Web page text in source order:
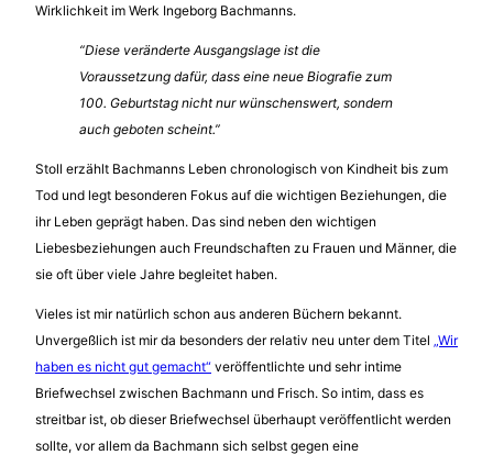
Wirklichkeit im Werk Ingeborg Bachmanns.
“Diese veränderte Ausgangslage ist die
Voraussetzung dafür, dass eine neue Biografie zum
100. Geburtstag nicht nur wünschenswert, sondern
auch geboten scheint.”
Stoll erzählt Bachmanns Leben chronologisch von Kindheit bis zum
Tod und legt besonderen Fokus auf die wichtigen Beziehungen, die
ihr Leben geprägt haben. Das sind neben den wichtigen
Liebesbeziehungen auch Freundschaften zu Frauen und Männer, die
sie oft über viele Jahre begleitet haben.
Vieles ist mir natürlich schon aus anderen Büchern bekannt.
Unvergeßlich ist mir da besonders der relativ neu unter dem Titel „Wir
haben es nicht gut gemacht“ veröffentlichte und sehr intime
Briefwechsel zwischen Bachmann und Frisch. So intim, dass es
streitbar ist, ob dieser Briefwechsel überhaupt veröffentlicht werden
sollte, vor allem da Bachmann sich selbst gegen eine